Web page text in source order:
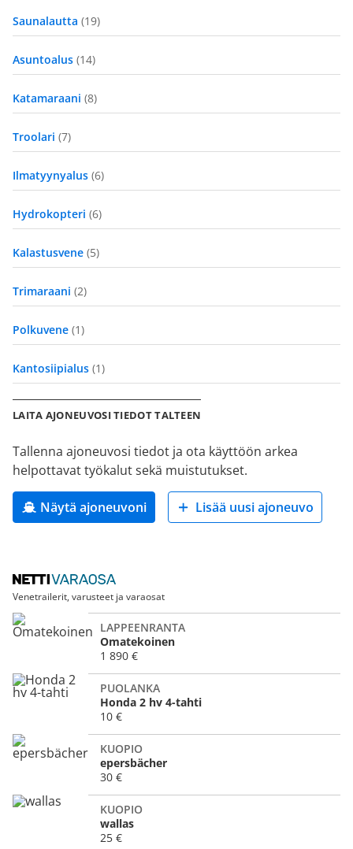
Saunalautta (19)
Asuntoalus (14)
Katamaraani (8)
Troolari (7)
Ilmatyynyalus (6)
Hydrokopteri (6)
Kalastusvene (5)
Trimaraani (2)
Polkuvene (1)
Kantosiipialus (1)
LAITA AJONEUVOSI TIEDOT TALTEEN
Tallenna ajoneuvosi tiedot ja ota käyttöön arkea
helpottavat työkalut sekä muistutukset.
Näytä ajoneuvoni Lisää uusi ajoneuvo
Venetrailerit, varusteet ja varaosat
LAPPEENRANTA
Omatekoinen
1 890 €
PUOLANKA
Honda 2 hv 4-tahti
10 €
KUOPIO
epersbächer
30 €
KUOPIO
wallas
25 €